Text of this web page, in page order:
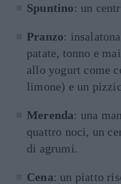
Spuntino: un
Pranzo:
patate, tonno e
allo yogurt come
limone) e un
Merenda: una
quattro noci, un
di agrumi.
Cena: un piatto